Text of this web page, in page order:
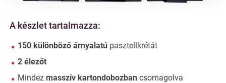
A készlet tartalmazza:
150 különböző árnyalatú pasztellkrétát
2 élezőt
Mindez masszív kartondobozban csomagolva